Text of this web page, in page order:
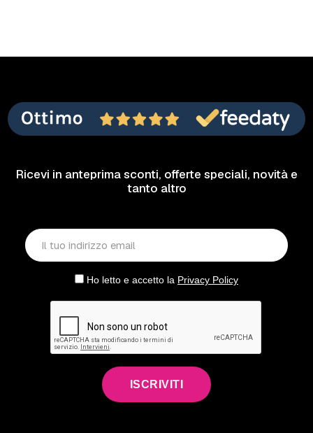
Ricevi in anteprima sconti, offerte speciali, novità e
tanto altro
Ho letto e accetto la Privacy Policy
ISCRIVITI